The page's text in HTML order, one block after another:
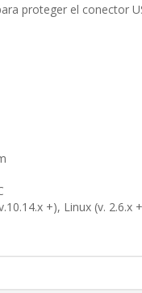
proteger el conector
+), Linux (v. 2.6.x